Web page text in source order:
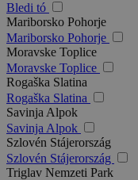
Bledi tó
Mariborsko Pohorje
Mariborsko Pohorje
Moravske Toplice
Moravske Toplice
Rogaška Slatina
Rogaška Slatina
Savinja Alpok
Savinja Alpok
Szlovén Stájerország
Szlovén Stájerország
Triglav Nemzeti Park